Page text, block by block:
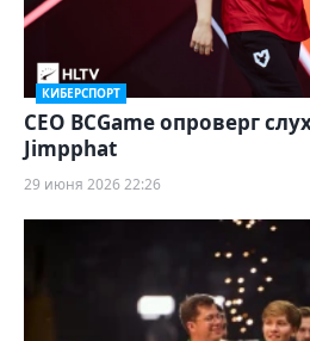
КИБЕРСПОРТ
CEO BCGame опроверг
Jimpphat
29 июня 2026 22:26